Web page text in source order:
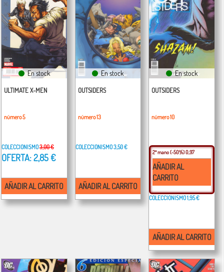
En stock
ULTIMATE X-MEN
número 5
COLECCIONISMO3,00 €
OFERTA: 2,85 €
AÑADIR AL CARRITO
En stock
OUTSIDERS
número 13
COLECCIONISMO3,50 €
AÑADIR AL CARRITO
En stock
OUTSIDERS
número 10
2ª mano(-50%) 0,97
AÑADIR AL
CARRITO
COLECCIONISMO1,95 €
AÑADIR AL CARRITO